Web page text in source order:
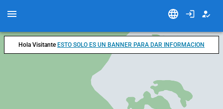
Hola Visitante ESTO SOLO ES UN BANNER PARA DAR INFORMACION